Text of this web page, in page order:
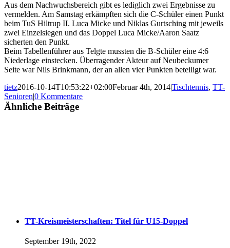
Aus dem Nachwuchsbereich gibt es lediglich zwei Ergebnisse zu
vermelden. Am Samstag erkämpften sich die C-Schüler einen Punkt
beim TuS Hiltrup II. Luca Micke und Niklas Gurtsching mit jeweils
zwei Einzelsiegen und das Doppel Luca Micke/Aaron Saatz
sicherten den Punkt.
Beim Tabellenführer aus Telgte mussten die B-Schüler eine 4:6
Niederlage einstecken. Überragender Akteur auf Neubeckumer
Seite war Nils Brinkmann, der an allen vier Punkten beteiligt war.
tietz2016-10-14T10:53:22+02:00Februar 4th, 2014|Tischtennis, TT-
Senioren|0 Kommentare
Ähnliche Beiträge
TT-Kreismeisterschaften: Titel für U15-Doppel
September 19th, 2022